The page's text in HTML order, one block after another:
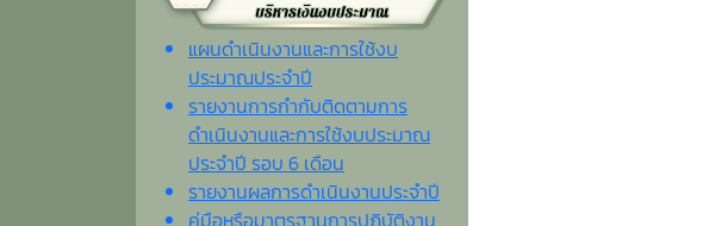
แผนดำเนินงานและการใช้งบ
ประมาณประจำปี
รายงานการกำกับติดตามการ
ดำเนินงานและการใช้งบประมาณ
ประจำปี รอบ 6 เดือน
รายงานผลการดำเนินงานประจำปี